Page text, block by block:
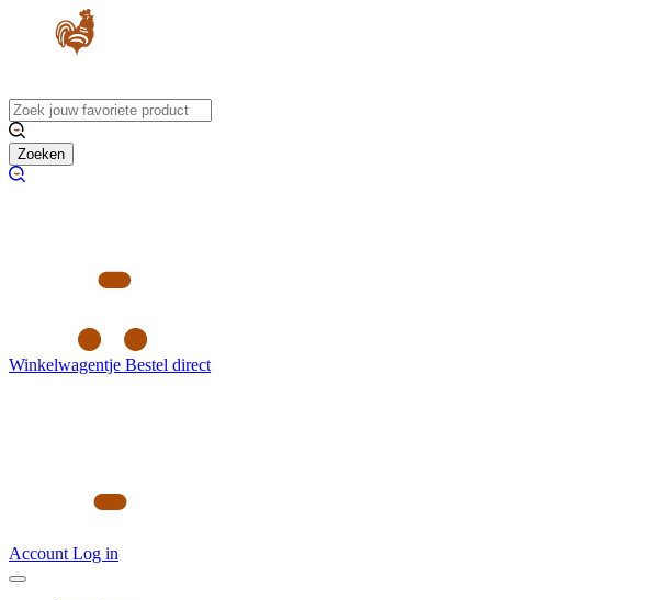
Zoeken
Winkelwagentje Bestel direct
Account Log in